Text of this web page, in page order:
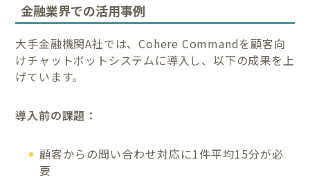
金融業界での活用事例
大手金融機関A社では、Cohere Commandを顧客向
けチャットボットシステムに導入し、以下の成果を上
げています。
導入前の課題：
顧客からの問い合わせ対応に1件平均15分が必
要